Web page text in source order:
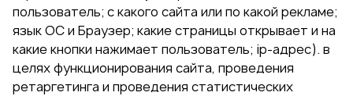
пользователь; с какого сайта или по какой рекламе;
язык ОС и Браузер; какие страницы открывает и на
какие кнопки нажимает пользователь; ip-адрес). в
целях функционирования сайта, проведения
ретаргетинга и проведения статистических